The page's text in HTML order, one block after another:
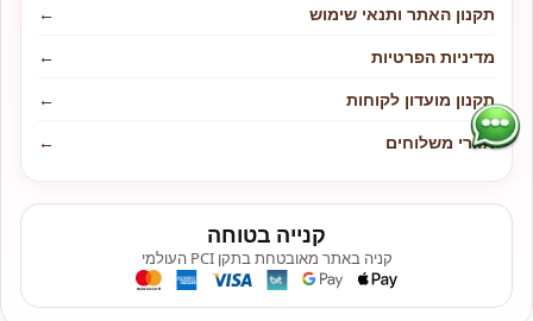
תקנון האתר ותנאי שימוש
←
מדיניות הפרטיות
←
תקנון מועדון לקוחות
←
אזורי משלוחים
←
קנייה בטוחה
קניה באתר מאובטחת בתקן PCI העולמי